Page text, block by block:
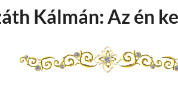
Kálmán: Az én